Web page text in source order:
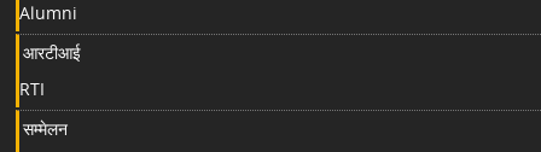
Alumni
आरटीआई
RTI
सम्मेलन